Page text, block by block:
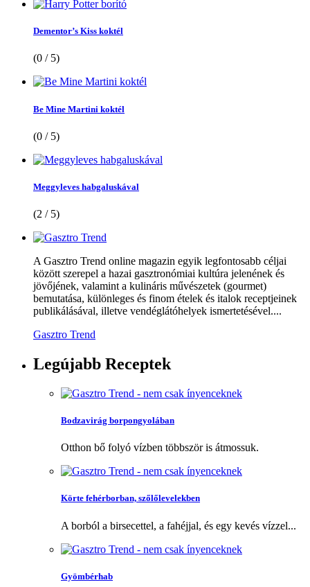
Dementor’s Kiss koktél
(0 / 5)
Be Mine Martini koktél
(0 / 5)
Meggyleves habgaluskával
(2 / 5)
A Gasztro Trend online magazin egyik legfontosabb céljai
között szerepel a hazai gasztronómiai kultúra jelenének és
jövőjének, valamint a kulináris művészetek (gourmet)
bemutatása, különleges és finom ételek és italok receptjeinek
publikálásával, illetve vendéglátóhelyek ismertetésével....
Gasztro Trend
Legújabb Receptek
Bodzavirág borpongyolában
Otthon bő folyó vízben többször is átmossuk.
Körte fehérborban, szőlőlevelekben
A borból a birsecettel, a fahéjjal, és egy kevés vízzel...
Gyömbérhab